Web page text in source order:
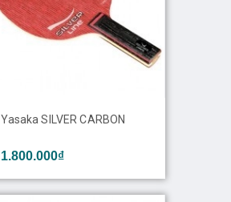
Yasaka SILVER CARBON
1.800.000₫